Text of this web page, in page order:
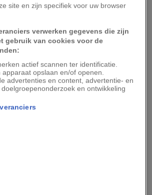
uitdaging, dan is de Kasprowy
zwarte piste van 10 kilometer
waard.
Tatra
onder het Lage Tatra National
dat het minder hoge toppen
site en zijn specifiek voor uw browser
verwerken gegevens die zijn
gebruik van cookies voor de
actief scannen ter identificatie.
opslaan en/of openen.
advertenties en content, advertentie- en
en ontwikkeling